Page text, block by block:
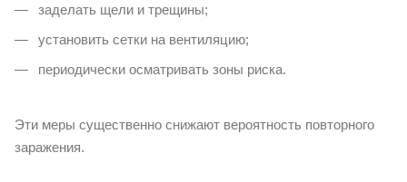
заделать щели и трещины;
установить сетки на вентиляцию;
периодически осматривать зоны риска.
Эти меры существенно снижают вероятность повторного
заражения.